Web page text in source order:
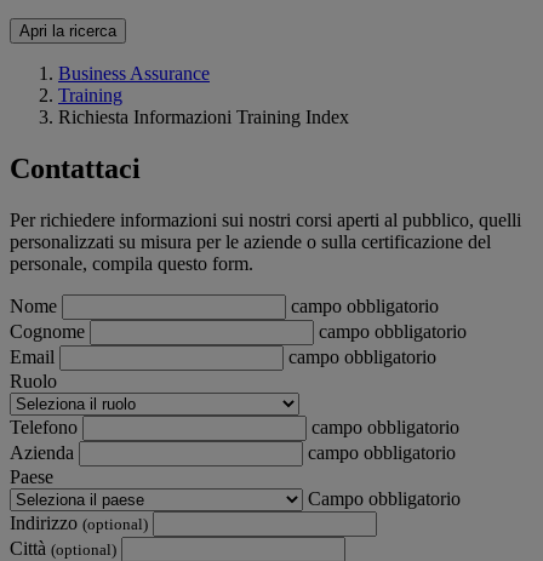
Apri la ricerca
Business Assurance
Training
Richiesta Informazioni Training Index
Contattaci
Per richiedere informazioni sui nostri corsi aperti al pubblico, quelli
personalizzati su misura per le aziende o sulla certificazione del
personale, compila questo form.
Nome
campo obbligatorio
Cognome
campo obbligatorio
Email
campo obbligatorio
Ruolo
Telefono
campo obbligatorio
Azienda
campo obbligatorio
Paese
Campo obbligatorio
Indirizzo (optional)
Città (optional)